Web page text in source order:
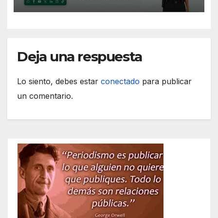
Deja una respuesta
Lo siento, debes estar conectado para publicar
un comentario.